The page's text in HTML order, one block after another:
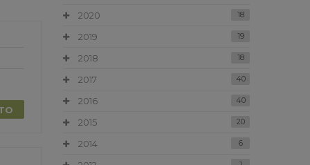
2020 18
2019 19
2018 18
2017 40
2016 40
2015 20
2014 6